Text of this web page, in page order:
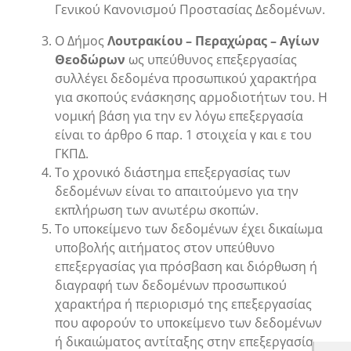
Γενικού Κανονισμού Προστασίας Δεδομένων.
Ο Δήμος Λουτρακίου – Περαχώρας – Αγίων
Θεοδώρων ως υπεύθυνος επεξεργασίας
συλλέγει δεδομένα προσωπικού χαρακτήρα
για σκοπούς ενάσκησης αρμοδιοτήτων του. Η
νομική βάση για την εν λόγω επεξεργασία
είναι το άρθρο 6 παρ. 1 στοιχεία γ και ε του
ΓΚΠΔ.
Το χρονικό διάστημα επεξεργασίας των
δεδομένων είναι το απαιτούμενο για την
εκπλήρωση των ανωτέρω σκοπών.
Το υποκείμενο των δεδομένων έχει δικαίωμα
υποβολής αιτήματος στον υπεύθυνο
επεξεργασίας για πρόσβαση και διόρθωση ή
διαγραφή των δεδομένων προσωπικού
χαρακτήρα ή περιορισμό της επεξεργασίας
που αφορούν το υποκείμενο των δεδομένων
ή δικαιώματος αντίταξης στην επεξεργασία.